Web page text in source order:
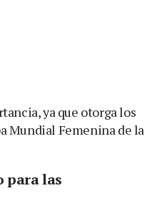
ya que otorga los
Mundial Femenina de la
las